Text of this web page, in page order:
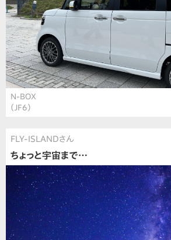
N-BOX
（JF6）
FLY-ISLANDさん
ちょっと宇宙まで…